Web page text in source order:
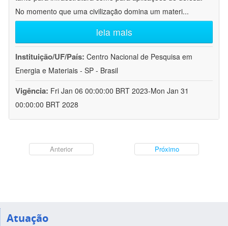
No momento que uma civilização domina um materi...
leia mais
Instituição/UF/País: Centro Nacional de Pesquisa em
Energia e Materiais - SP - Brasil
Vigência: Fri Jan 06 00:00:00 BRT 2023-Mon Jan 31
00:00:00 BRT 2028
Anterior Próximo
Atuação